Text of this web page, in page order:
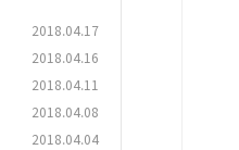
2018.04.17
2018.04.16
2018.04.11
2018.04.08
2018.04.04